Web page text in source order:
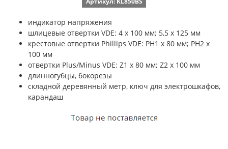
индикатор напряжения
шлицевые отвертки VDE: 4 х 100 мм; 5,5 х 125 мм
крестовые отвертки Phillips VDE: PH1 х 80 мм; PH2 х
100 мм
отвертки Plus/Minus VDE: Z1 х 80 мм; Z2 х 100 мм
длинногубцы, бокорезы
складной деревянный метр, ключ для электрошкафов,
карандаш